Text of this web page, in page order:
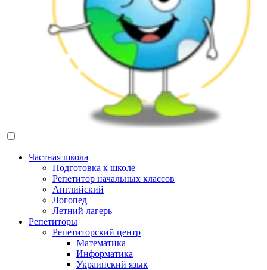
Частная школа
Подготовка к школе
Репетитор начальных классов
Английский
Логопед
Летний лагерь
Репетиторы
Репетиторский центр
Математика
Информатика
Украинский язык